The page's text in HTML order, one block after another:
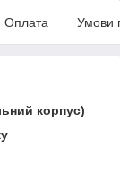
Оплата Умови
корпус)